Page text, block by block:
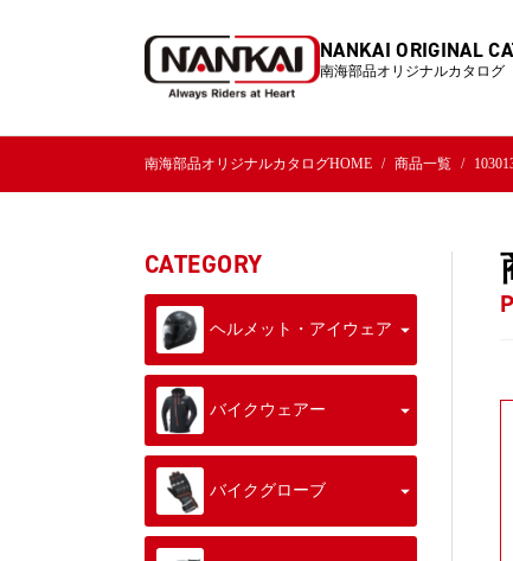
NANKAI ORIGINAL
南海部品オリジナルカタログ
南海部品オリジナルカタログHOME 商品一覧
CATEGORY
ヘルメット・アイウェア
バイクウェアー
バイクグローブ